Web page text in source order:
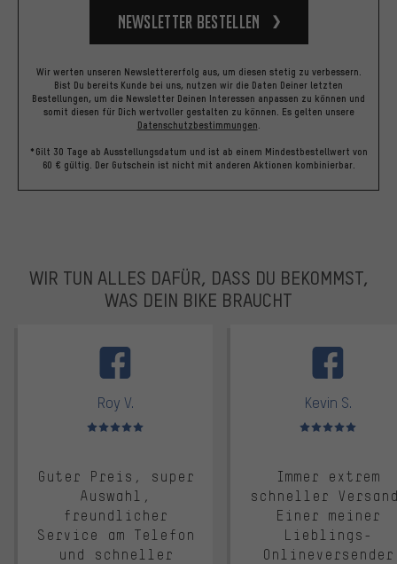
Newsletter bestellen
Wir werten unseren Newslettererfolg aus, um diesen stetig zu verbessern.
Bist Du bereits Kunde bei uns, nutzen wir die Daten Deiner letzten
Bestellungen, um die Newsletter Deinen Interessen anpassen zu können und
somit diesen für Dich wertvoller gestalten zu können. Es gelten unsere
Datenschutzbestimmungen
*Gilt 30 Tage ab Ausstellungsdatum und ist ab einem Mindestbestellwert von
60 € gültig. Der Gutschein ist nicht mit anderen Aktionen kombinierbar.
WIR TUN ALLES DAFÜR, DASS DU BEKOMMST,
WAS DEIN BIKE BRAUCHT
Roy V.
Bewertungen: 5 von 5
Guter Preis, super
Auswahl,
freundlicher
Service am Telefon
und schneller
Kevin S.
Bewertungen: 5 von 5
Immer extrem
schneller
Einer meiner
Lieblings-
Onlineversender